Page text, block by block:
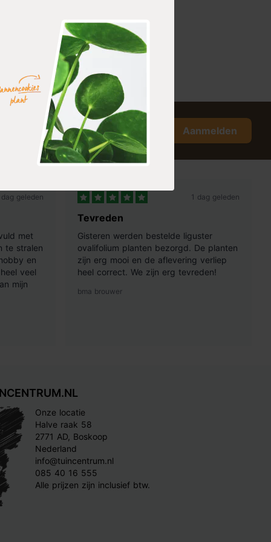
Aanmelden
dag geleden
met
te stralen
en
veel
mijn
1 dag geleden
Tevreden
Gisteren werden bestelde liguster
ovalifolium planten bezorgd. De planten
zijn erg mooi en de aflevering verliep
heel correct. We zijn erg tevreden!
bma brouwer
Onze locatie
Halve raak 58
2771 AD, Boskoop
Nederland
info@tuincentrum.nl
085 40 16 555
Alle prijzen zijn inclusief btw.